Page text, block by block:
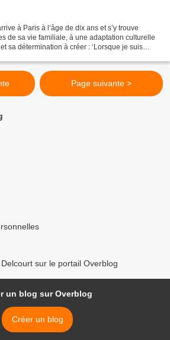
à Paris à l’âge de dix ans et s’y trouve
de sa vie familiale, à une adaptation culturelle
sa détermination à créer : ‘Lorsque je suis
Page suivante >
sur le portail Overblog
un blog sur Overblog
Créer un blog